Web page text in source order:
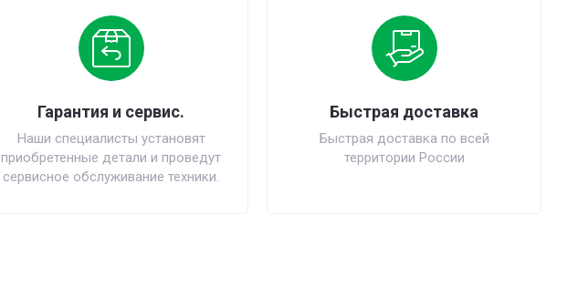
Гарантия и сервис.
Наши специалисты установят
приобретенные детали и проведут
сервисное обслуживание техники.
Быстрая доставка
Быстрая доставка по всей
территории России